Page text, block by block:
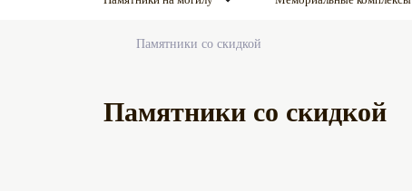
Памятники со скидкой
Памятники со скидкой